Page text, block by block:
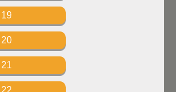
19
20
21
22